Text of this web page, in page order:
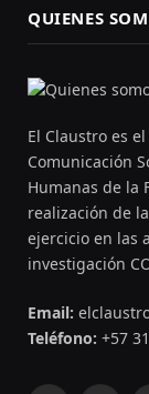
QUIENES
El Claustro es
Comunicación
Humanas de la
realización de
ejercicio en las
investigación
Email:
Teléfono: +57